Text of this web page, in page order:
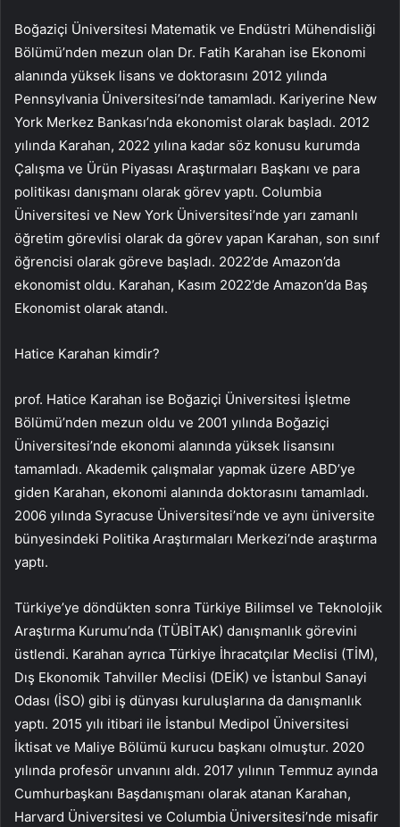
Boğaziçi Üniversitesi Matematik ve Endüstri Mühendisliği
Bölümü’nden mezun olan Dr. Fatih Karahan ise Ekonomi
alanında yüksek lisans ve doktorasını 2012 yılında
Pennsylvania Üniversitesi’nde tamamladı. Kariyerine New
York Merkez Bankası’nda ekonomist olarak başladı. 2012
yılında Karahan, 2022 yılına kadar söz konusu kurumda
Çalışma ve Ürün Piyasası Araştırmaları Başkanı ve para
politikası danışmanı olarak görev yaptı. Columbia
Üniversitesi ve New York Üniversitesi’nde yarı zamanlı
öğretim görevlisi olarak da görev yapan Karahan, son sınıf
öğrencisi olarak göreve başladı. 2022’de Amazon’da
ekonomist oldu. Karahan, Kasım 2022’de Amazon’da Baş
Ekonomist olarak atandı.
Hatice Karahan kimdir?
prof. Hatice Karahan ise Boğaziçi Üniversitesi İşletme
Bölümü’nden mezun oldu ve 2001 yılında Boğaziçi
Üniversitesi’nde ekonomi alanında yüksek lisansını
tamamladı. Akademik çalışmalar yapmak üzere ABD’ye
giden Karahan, ekonomi alanında doktorasını tamamladı.
2006 yılında Syracuse Üniversitesi’nde ve aynı üniversite
bünyesindeki Politika Araştırmaları Merkezi’nde araştırma
yaptı.
Türkiye’ye döndükten sonra Türkiye Bilimsel ve Teknolojik
Araştırma Kurumu’nda (TÜBİTAK) danışmanlık görevini
üstlendi. Karahan ayrıca Türkiye İhracatçılar Meclisi (TİM),
Dış Ekonomik Tahviller Meclisi (DEİK) ve İstanbul Sanayi
Odası (İSO) gibi iş dünyası kuruluşlarına da danışmanlık
yaptı. 2015 yılı itibari ile İstanbul Medipol Üniversitesi
İktisat ve Maliye Bölümü kurucu başkanı olmuştur. 2020
yılında profesör unvanını aldı. 2017 yılının Temmuz ayında
Cumhurbaşkanı Başdanışmanı olarak atanan Karahan,
Harvard Üniversitesi ve Columbia Üniversitesi’nde misafir